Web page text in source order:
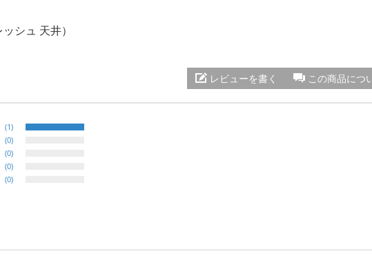
シュ 天井）
この商品につ
レビューを書く
(1)
(0)
(0)
(0)
(0)